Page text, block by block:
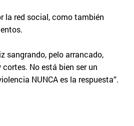
la red social, como también
sangrando, pelo arrancado,
No está bien ser un
NUNCA es la respuesta”.